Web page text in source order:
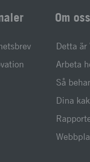
Om oss
Detta är
Arbeta
Så
Dina